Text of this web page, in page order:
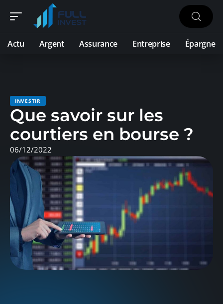
Actu Argent Assurance Entreprise Épargne
INVESTIR
Que savoir sur les
courtiers en bourse ?
06/12/2022